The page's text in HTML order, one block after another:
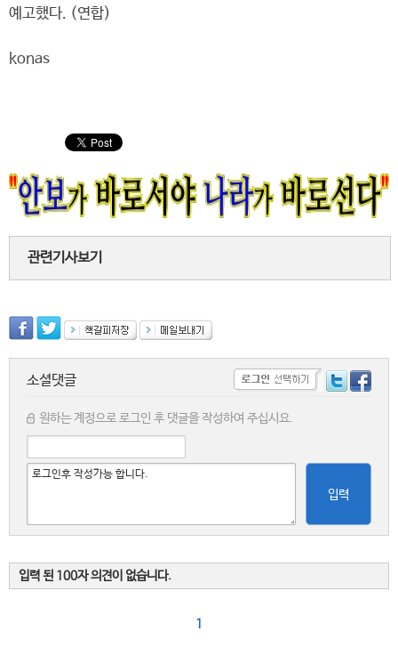
예고했다. (연합)
konas
관련기사보기
소셜댓글
원하는 계정으로 로그인 후 댓글을 작성하여 주십시요.
입력
입력 된 100자 의견이 없습니다.
1